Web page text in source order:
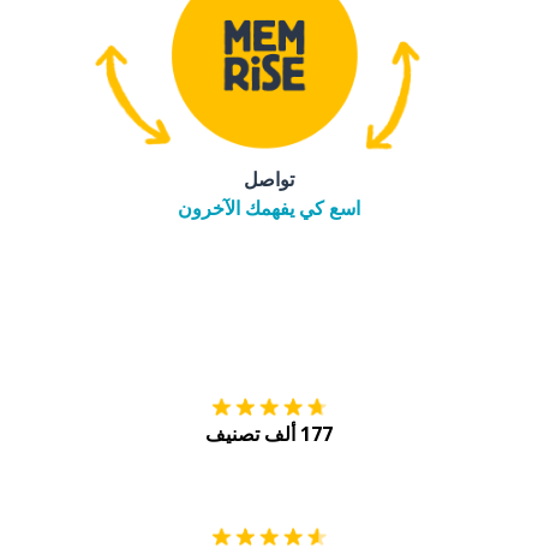
تواصل
اسع كي يفهمك الآخرون
177 ألف تصنيف